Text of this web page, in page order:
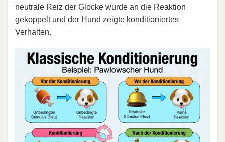
neutrale Reiz der Glocke wurde an die Reaktion
gekoppelt und der Hund zeigte konditioniertes
Verhalten.